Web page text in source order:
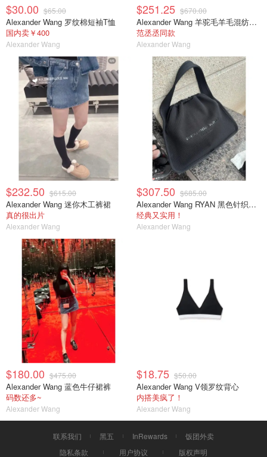
$30.00 $65.00
Alexander Wang 罗纹棉短袖T恤
国内卖￥400
Alexander Wang
$251.25 $670.00
Alexander Wang 羊驼毛羊毛混纺徽标围巾
范丞丞同款
Alexander Wang
$232.50 $615.00
Alexander Wang 迷你木工裤裙
真的很出片
Alexander Wang
$307.50 $685.00
Alexander Wang RYAN 黑色针织大号手袋
经典又实用！
Alexander Wang
$180.00 $475.00
Alexander Wang 蓝色牛仔裙裤
码数还多~
Alexander Wang
$18.75 $50.00
Alexander Wang V领罗纹背心
内搭美疯了！
Alexander Wang
联系我们 黑五 InRewards
饭团外卖
隐私条款
用户协议 版权声明